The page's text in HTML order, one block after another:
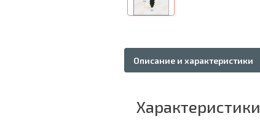
Описание и характеристики
Характеристики